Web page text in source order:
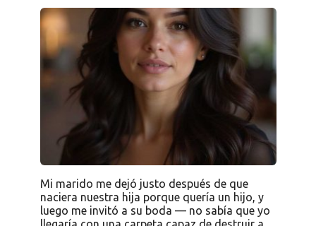
Mi marido me dejó justo después de que
naciera nuestra hija porque quería un hijo, y
luego me invitó a su boda — no sabía que yo
llegaría con una carpeta capaz de destruir a